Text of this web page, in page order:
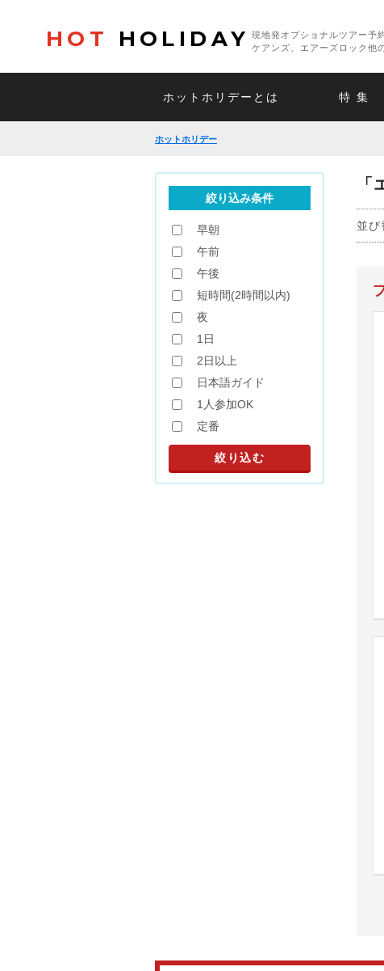
HOT HOLIDAY
現地発オプショナルツアー予
ケアンズ、エアーズロック他
ホットホリデーとは 特 集
ホットホリデー
並び
絞り込み条件
早朝
午前
午後
短時間(2時間以内)
夜
1日
2日以上
日本語ガイド
1人参加OK
定番